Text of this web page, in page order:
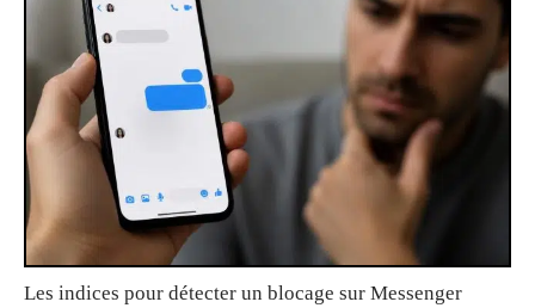
Les indices pour détecter un blocage sur Messenger